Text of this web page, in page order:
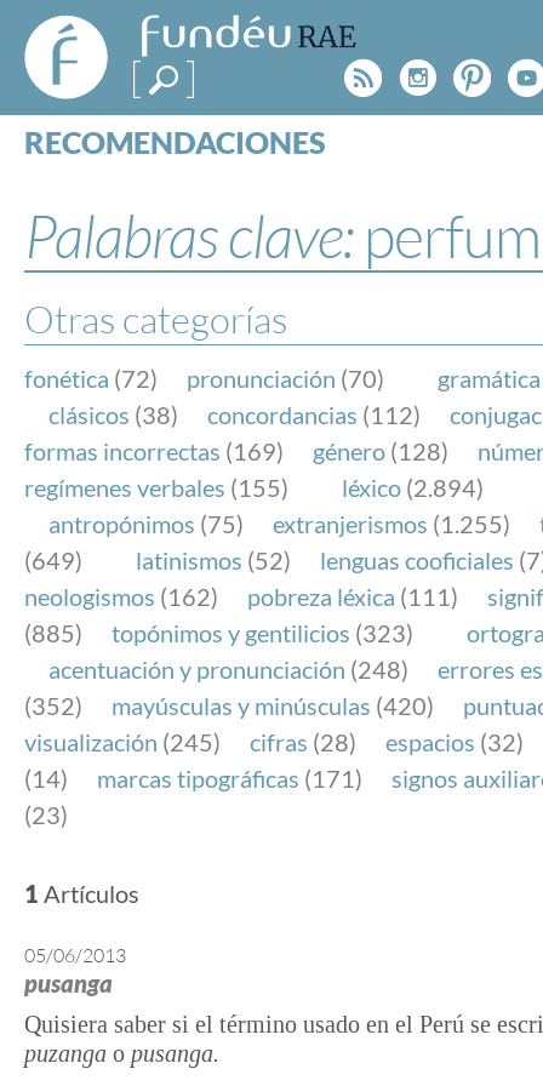
FundéuRAE
- Fundación
del Español
Urgente
Rss
RECOMENDACIONES
ESPECIALES
BLOG
NOTICIAS
SOBRE LA FUNDÉURAE
FundéuRAE es una fundación patrocinada por la
y la Real Academia Española, cuyo objetivo es
el buen uso del español en los medios de
Internet.
Palabras clave:
Otras categorías
fonética (72) pronunciación (70) gramática
clásicos (38) concordancias (112)
formas incorrectas (169) género (128)
regímenes verbales (155) léxico (2.894)
antropónimos (75) extranjerismos (1.255)
(649)
latinismos (52) lenguas cooficiales
neologismos (162) pobreza léxica (111)
(885)
topónimos y gentilicios (323)
acentuación y pronunciación (248)
errores
(352)
mayúsculas y minúsculas (420)
visualización (245) cifras (28) espacios (32)
(14)
marcas tipográficas (171)
signos
(23)
1 Artículos
05/06/2013
pusanga
Quisiera saber si el término usado en el Perú se
puzanga o pusanga.